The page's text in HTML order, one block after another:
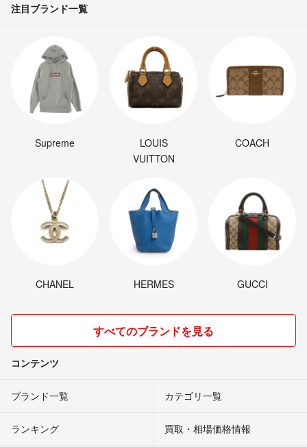
注目ブランド一覧
Supreme
LOUIS
VUITTON
COACH
CHANEL HERMES GUCCI
すべてのブランドを見る
コンテンツ
ブランド一覧 カテゴリ一覧
ランキング 買取・相場価格情報